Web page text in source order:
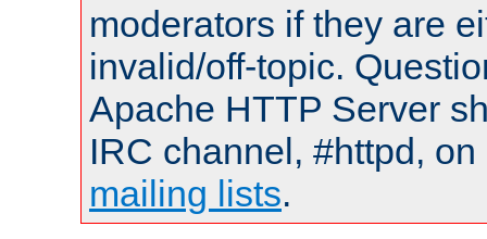
moderators if they are
invalid/off-topic.
Apache HTTP Server
IRC channel, #httpd,
mailing lists.